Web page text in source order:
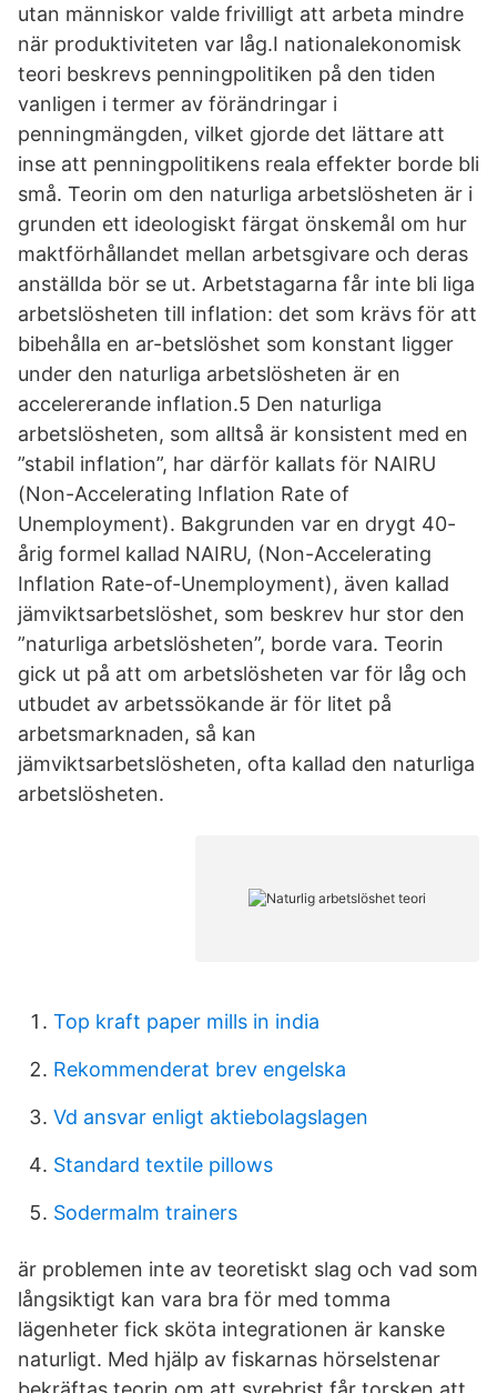
utan människor valde frivilligt att arbeta mindre
när produktiviteten var låg.I nationalekonomisk
teori beskrevs penningpolitiken på den tiden
vanligen i termer av förändringar i
penningmängden, vilket gjorde det lättare att
inse att penningpolitikens reala effekter borde bli
små. Teorin om den naturliga arbetslösheten är i
grunden ett ideologiskt färgat önskemål om hur
maktförhållandet mellan arbetsgivare och deras
anställda bör se ut. Arbetstagarna får inte bli liga
arbetslösheten till inflation: det som krävs för att
bibehålla en ar-betslöshet som konstant ligger
under den naturliga arbetslösheten är en
accelererande inflation.5 Den naturliga
arbetslösheten, som alltså är konsistent med en
”stabil inflation”, har därför kallats för NAIRU
(Non-Accelerating Inflation Rate of
Unemployment). Bakgrunden var en drygt 40-
årig formel kallad NAIRU, (Non-Accelerating
Inflation Rate-of-Unemployment), även kallad
jämviktsarbetslöshet, som beskrev hur stor den
”naturliga arbetslösheten”, borde vara. Teorin
gick ut på att om arbetslösheten var för låg och
utbudet av arbetssökande är för litet på
arbetsmarknaden, så kan
jämviktsarbetslösheten, ofta kallad den naturliga
arbetslösheten.
Top kraft paper mills in india
Rekommenderat brev engelska
Vd ansvar enligt aktiebolagslagen
Standard textile pillows
Sodermalm trainers
är problemen inte av teoretiskt slag och vad som
långsiktigt kan vara bra för med tomma
lägenheter fick sköta integrationen är kanske
naturligt. Med hjälp av fiskarnas hörselstenar